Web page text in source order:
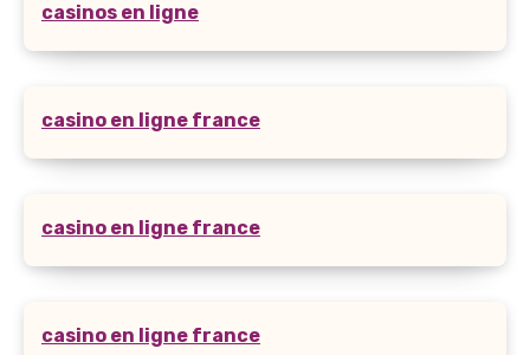
casinos en ligne
casino en ligne france
casino en ligne france
casino en ligne france